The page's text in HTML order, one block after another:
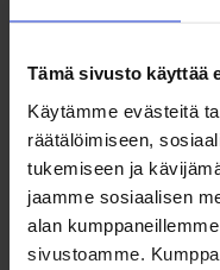
Tämä sivusto käyttää
Käytämme evästeitä
räätälöimiseen,
tukemiseen ja
jaamme sosiaalisen
alan
sivustoamme.